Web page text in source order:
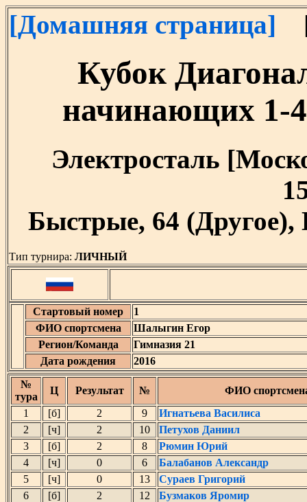
[Домашняя страница]
Кубок
начинающих 1-4
Электросталь
Быстрые, 64
Тип турнира: ЛИЧНЫЙ
Стартовый номер
1
ФИО спортсмена
Шалыгин Егор
Регион/Команда
Гимназия 21
Дата рождения
2016
№
тура
Ц Результат №
ФИО
1
[б] 2 9
Игнатьева Василиса
2
[ч] 2 10
Петухов Даниил
3
[б] 2 8
Рюмин Юрий
4
[ч] 0 6
Балабанов Александр
5
[ч] 0 13
Сураев Григорий
6
[б] 2 12
Бузмаков Яромир